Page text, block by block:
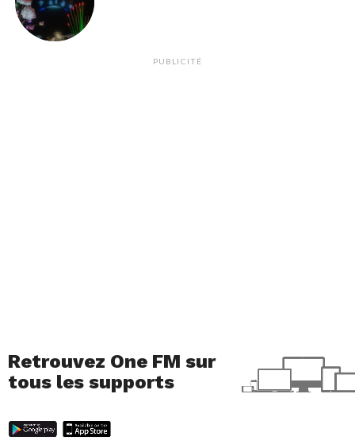
PUBLICITÉ
Retrouvez One FM sur
tous les supports